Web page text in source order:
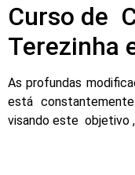
Curso de
Terezinha
As profundas
está constantemente
visando este objetivo ,